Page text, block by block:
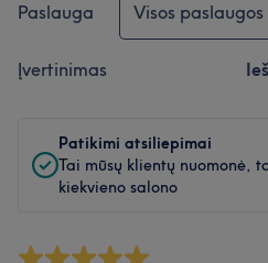
Paslauga Visos paslaugos
Įvertinimas
Patikimi atsiliepimai
Tai mūsų klientų nuomonė,
kiekvieno salono